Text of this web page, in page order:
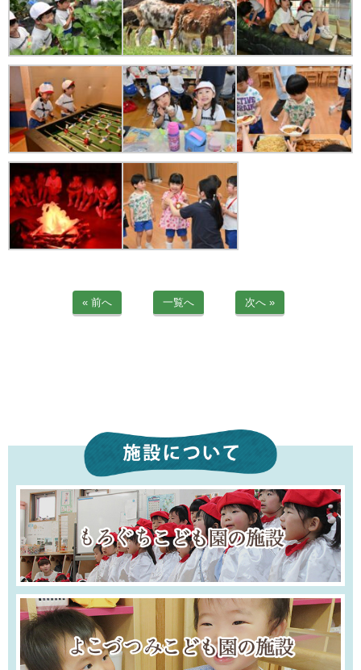
« 前へ 一覧へ 次へ »
園の自己評価公表
防災計画
06-6915-8558